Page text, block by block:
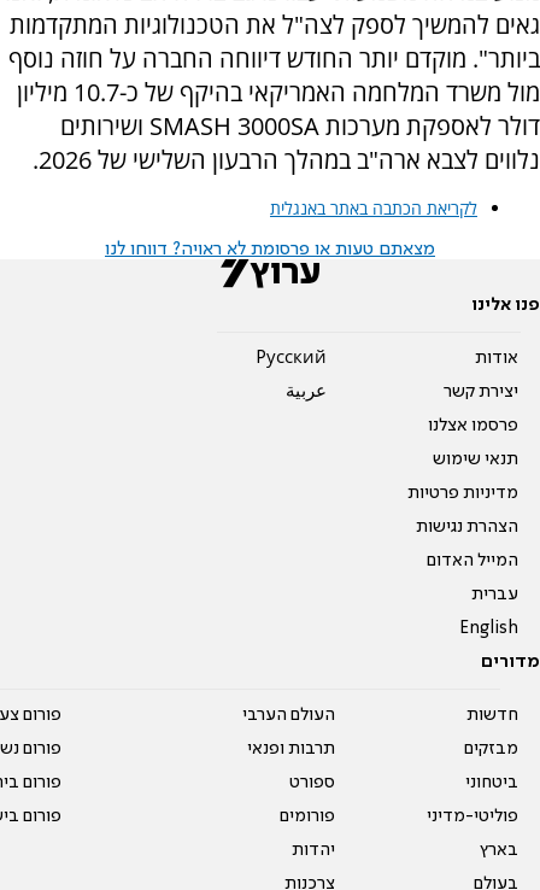
גאים להמשיך לספק לצה"ל את הטכנולוגיות המתקדמות
ביותר". מוקדם יותר החודש דיווחה החברה על חוזה נוסף
מול משרד המלחמה האמריקאי בהיקף של כ-10.7 מיליון
דולר לאספקת מערכות SMASH 3000SA ושירותים
נלווים לצבא ארה"ב במהלך הרבעון השלישי של 2026.
לקריאת הכתבה באתר באנגלית
מצאתם טעות או פרסומת לא ראויה? דווחו לנו
פנו אלינו
אודות
יצירת קשר
פרסמו אצלנו
תנאי שימוש
מדיניות פרטיות
הצהרת נגישות
המייל האדום
עברית
English
Pусский
عربية
מדורים
חדשות
מבזקים
ביטחוני
פוליטי-מדיני
בארץ
בעולם
העולם הערבי
תרבות ופנאי
ספורט
פורומים
יהדות
צרכנות
פורום
פורום
פורום
פורום